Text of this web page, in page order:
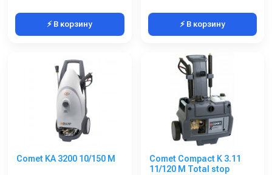
⚡ В корзину ⚡ В корзину
Comet KA 3200 10/150 M
Comet Compact K 3.11
11/120 M Total stop